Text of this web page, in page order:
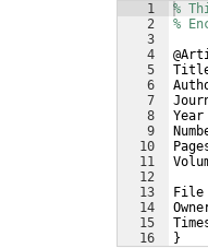
1
2
3
4
5
6
7
8
9
10
11
12
13
14
15
16
%
%
Year
File
}